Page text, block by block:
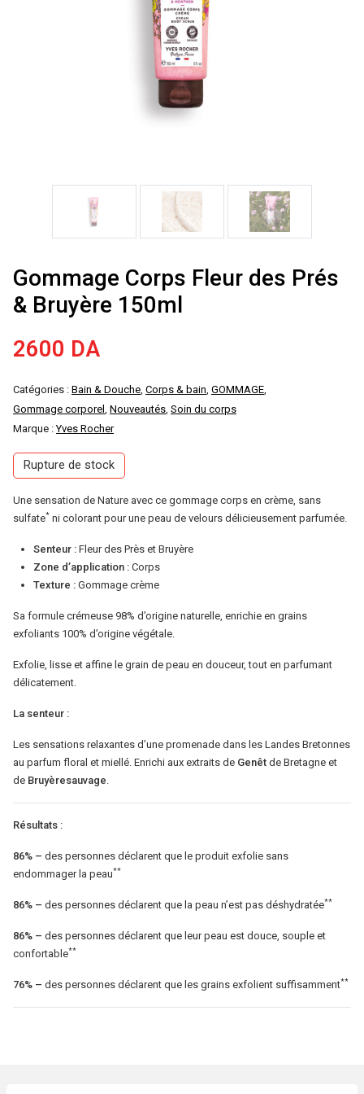
Gommage Corps Fleur des Prés
& Bruyère 150ml
2600 DA
Catégories : Bain & Douche, Corps & bain, GOMMAGE,
Gommage corporel , Nouveautés, Soin du corps
Marque :Yves Rocher
Rupture de stock
Une sensation de Nature avec ce gommage corps en crème, sans
sulfate* ni colorant pour une peau de velours délicieusement parfumée.
Senteur : Fleur des Près et Bruyère
Zone d’application : Corps
Texture : Gommage crème
Sa formule crémeuse 98% d’origine naturelle, enrichie en grains
exfoliants 100% d’origine végétale.
Exfolie, lisse et affine le grain de peau en douceur, tout en parfumant
délicatement.
La senteur :
Les sensations relaxantes d’une promenade dans les Landes Bretonnes
au parfum floral et miellé. Enrichi aux extraits de Genêt de Bretagne et
de Bruyèresauvage
Résultats :
86% – des personnes déclarent que le produit exfolie sans
endommager la peau**
86% – des personnes déclarent que la peau n’est pas déshydratée**
86% – des personnes déclarent que leur peau est douce, souple et
confortable**
76% – des personnes déclarent que les grains exfolient suffisamment**